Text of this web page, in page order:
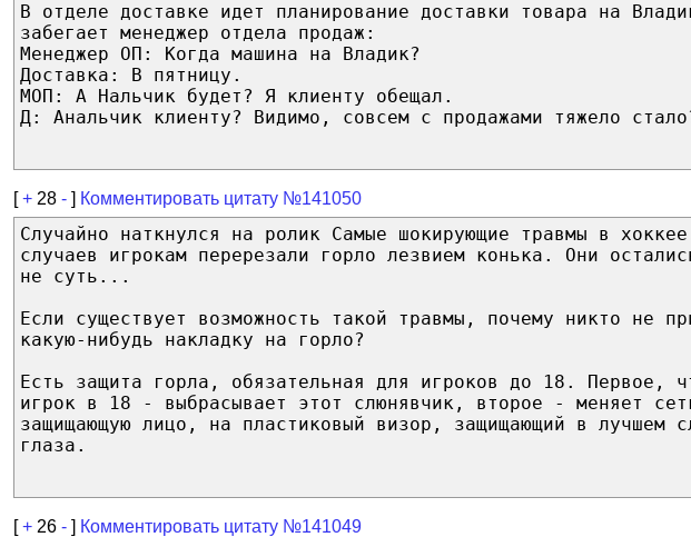
В отделе доставке идет планирование доставки товара на
забегает менеджер отдела продаж:
Менеджер ОП: Когда машина на Владик?
Доставка: В пятницу.
МОП: А Нальчик будет? Я клиенту обещал.
Д: Анальчик клиенту? Видимо, совсем с продажами тяжело
[+ 28 - ] Комментировать цитату №141050
Случайно наткнулся на ролик Самые шокирующие травмы в
случаев игрокам перерезали горло лезвием конька. Они
не суть...
Если существует возможность такой травмы, почему никто не
какую-нибудь накладку на горло?
Есть защита горла, обязательная для игроков до 18. Первое,
игрок в 18 - выбрасывает этот слюнявчик, второе - меняет
защищающую лицо, на пластиковый визор, защищающий в лучшем
глаза.
[+ 26 - ] Комментировать цитату №141049